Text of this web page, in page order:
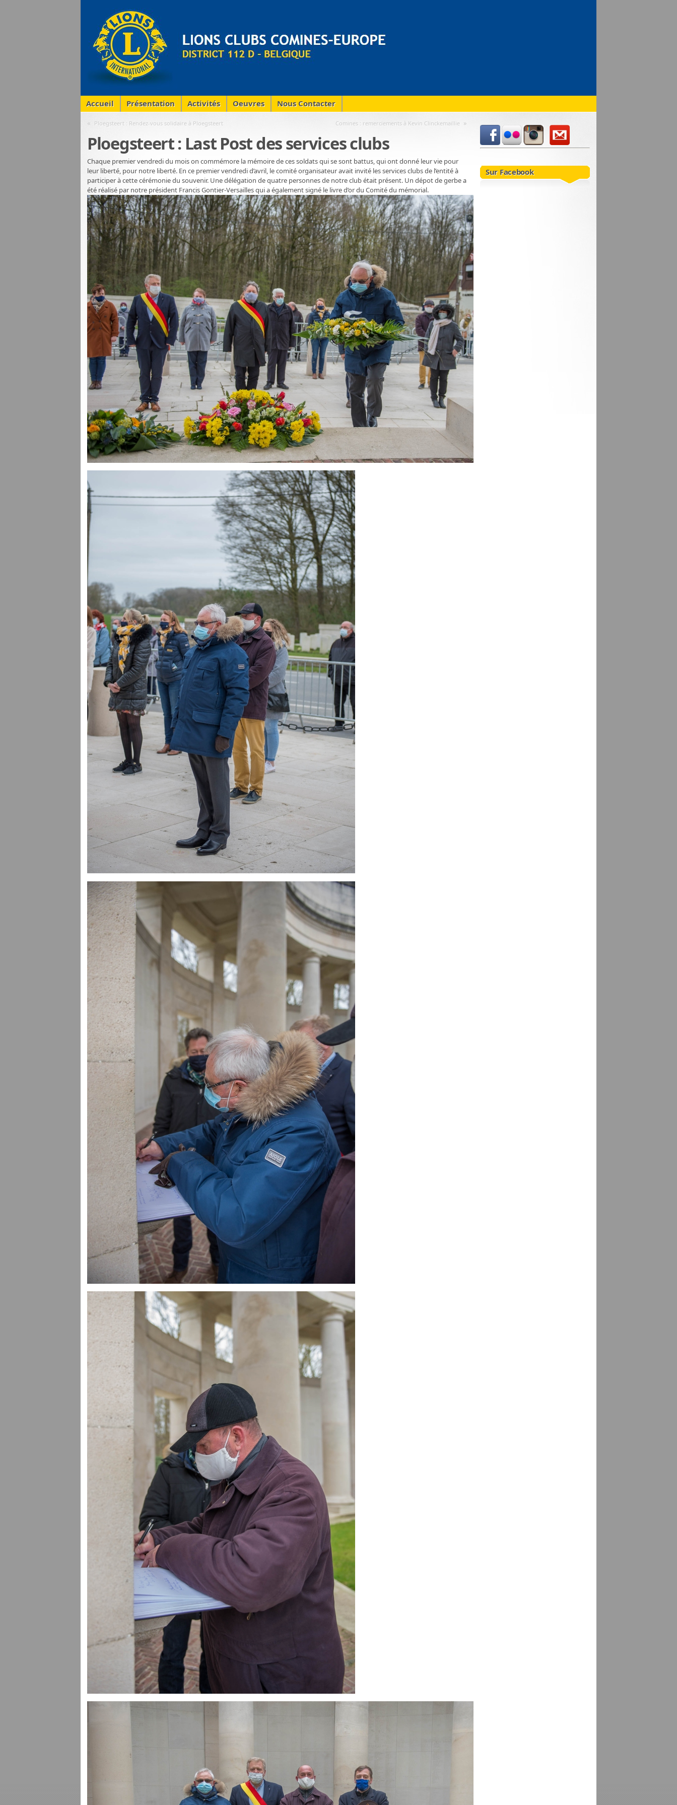
Accueil Présentation Activités Oeuvres Nous Contacter
« Ploegsteert : Rendez-vous solidaire à Ploegsteert Comines : remerciements à Kevin Clinckemaillie »
Ploegsteert : Last Post des services clubs
Chaque premier vendredi du mois on commémore la mémoire de ces soldats qui se sont battus, qui ont donné leur vie pour
leur liberté, pour notre liberté. En ce premier vendredi d’avril, le comité organisateur avait invité les services clubs de l’entité à
participer à cette cérémonie du souvenir. Une délégation de quatre personnes de notre club était présent. Un dépot de gerbe a
été réalisé par notre président Francis Gontier-Versailles qui a également signé le livre d’or du Comité du mémorial.
Sur Facebook